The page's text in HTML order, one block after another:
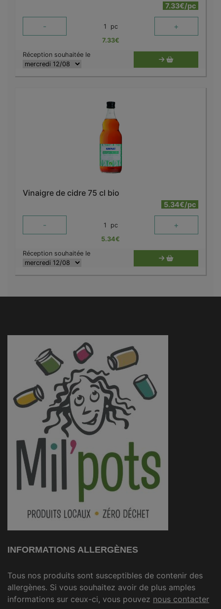
7.33€/pc
- 1 pc +
7.33€
Réception souhaitée le
Vinaigre de cidre 75 cl bio
5.34€/pc
- 1 pc +
5.34€
Réception souhaitée le
INFORMATIONS ALLERGÈNES
Tous nos produits sont susceptibles de contenir des
allergènes. Si vous souhaitez avoir de plus amples
informations sur ceux-ci, vous pouvez nous contacter